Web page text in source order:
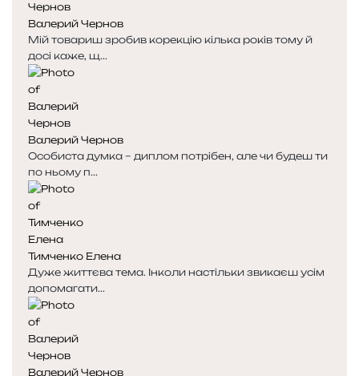
Валерий Чернов
Мій товариш зробив корекцію кілька років тому й
досі каже, щ...
Валерий Чернов
Особиста думка – диплом потрібен, але чи будеш ти
по ньому п...
Тимченко Елена
Дуже життєва тема. Інколи настільки звикаєш усім
допомагати...
Валерий Чернов